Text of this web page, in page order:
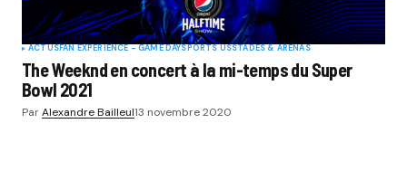
ACTUSFAN EXPERIENCE - GAME DAYSPORTS USSTADES & ARENAS
The Weeknd en concert à la mi-temps du Super
Bowl 2021
ParAlexandre Bailleul13 novembre 2020